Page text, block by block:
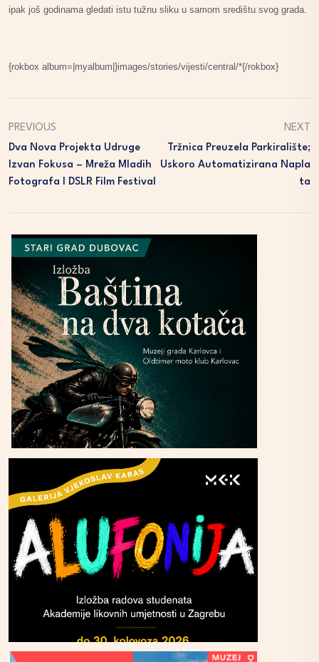
ipak još godinama gledati istu tužnu sliku u samom središtu svog grada.
{rokbox album=|myalbum|}images/stories/vijesti/central/*{/rokbox}
PREVIOUS
Dva Nova Projekta Udruge
Izvan Fokusa – Mreža Mladih
Fotografa I DSLR Film Festival
NEXT
Tržnica Preuzela Parkiralište;
Uskoro Automatizirana Napla
Ta